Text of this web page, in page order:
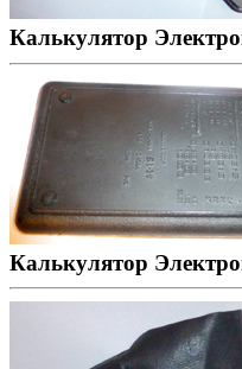
Калькулятор
Калькулятор